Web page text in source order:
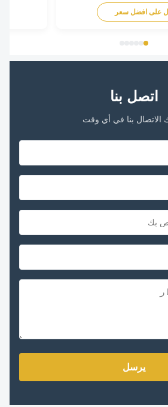
small vibration. Main
good service. Weافضل سعر
بنا
بنا في أي وقت
يرسل